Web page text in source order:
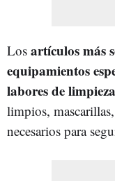
Los artículos más
equipamientos
labores de
limpios,
necesarios para